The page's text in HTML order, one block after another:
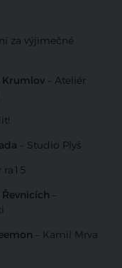
za výjimečné
Krumlov – Ateliér
– Studio Plyš
ra15
–
– Kamil Mrva